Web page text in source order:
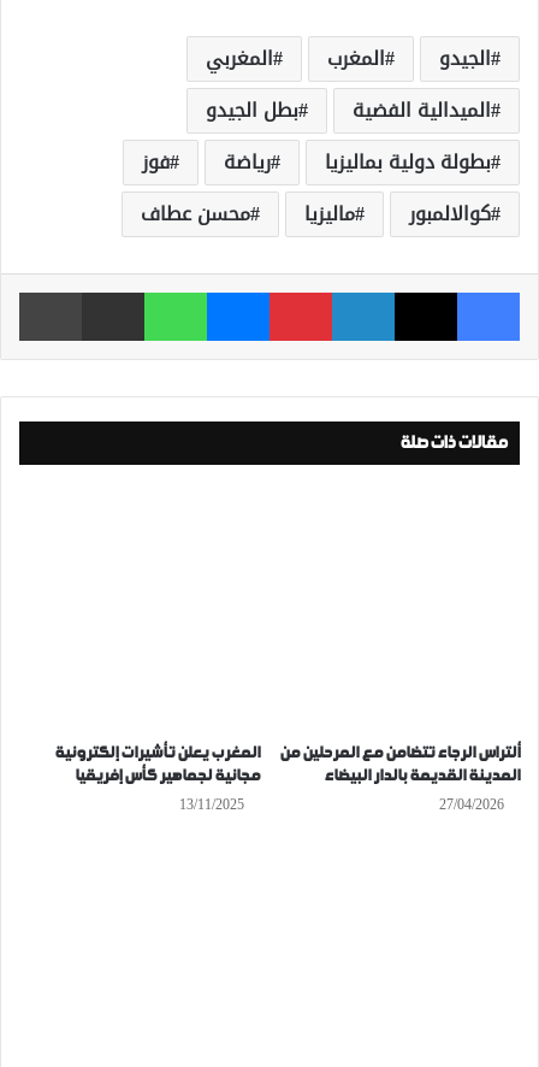
الجيدو المغرب
المغربي
الميدالية الفضية
بطل الجيدو
بطولة دولية بماليزيا
رياضة
فوز
كوالالمبور
ماليزيا محسن عطاف
فيسبوك ‫X لينكدإن بينتيريست ماسنجر واتساب مشاركة عبر البريد
مقالات ذات صلة
ألتراس الرجاء تتضامن مع المرحلين من
المدينة القديمة بالدار البيضاء
27/04/2026
المغرب يعلن تأشيرات إلكترونية
مجانية لجماهير كأس إفريقيا
13/11/2025